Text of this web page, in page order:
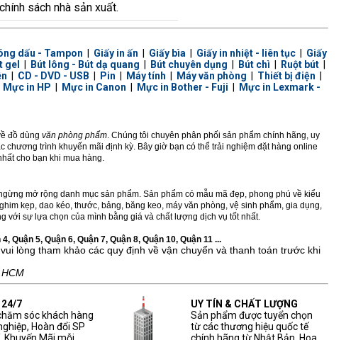
sách nhà sản xuất.
dấu - Tampon Giấy in ấn Giấy bìa Giấy in nhiệt - liên tục| Giấy
gel Bút lông - Bút dạ quang Bút chuyên dụng Bút chì Ruột bút|
CD - DVD - USB Pin Máy tính Máy văn phòng Thiết bị điện
Mực in HP Mực in Canon Mực in Bother - Fuji
Mực in Lexmark -
đồ dùng văn phòng phẩm. Chúng tôi chuyên phân phối sản phẩm chính hãng, uy
trình khuyến mãi định kỳ. Bây giờ bạn có thể trải nghiệm đặt hàng online
cho bạn khi mua hàng.
mở rộng danh mục sản phẩm. Sản phẩm có mẫu mã đẹp, phong phú về kiểu
kẹp, dao kéo, thước, bảng, băng keo, máy văn phòng, vệ sinh phẩm, gia dụng,
với sự lựa chọn của mình bằng giá và chất lượng dịch vụ tốt nhất.
Quận 5, Quận 6, Quận 7, Quận 8, Quận 10, Quận 11 ...
lòng tham khảo các quy định về vận chuyển và thanh toán trước khi
24/7
sóc khách hàng
Hoàn đổi SP
UY TÍN & CHẤT LƯỢNG
Sản phẩm được tuyển chọn
từ các thương hiệu quốc tế